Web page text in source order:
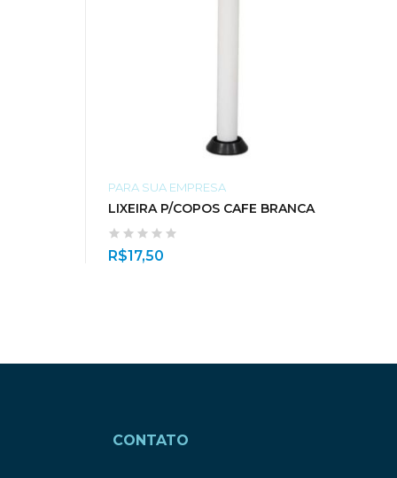
PARA SUA EMPRESA
LIXEIRA P/COPOS CAFE BRANCA
R$17,50
CONTATO